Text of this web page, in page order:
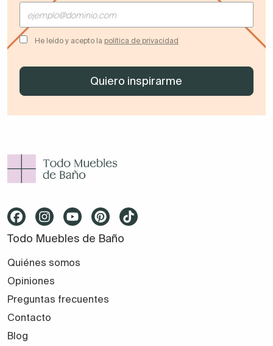
He leído y acepto la política de privacidad
Todo Muebles de Baño
Quiénes somos
Opiniones
Preguntas frecuentes
Contacto
Blog